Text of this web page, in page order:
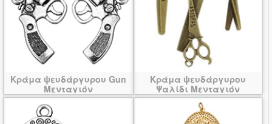
Κράμα ψευδάργυρου Gun
Μενταγιόν
Κράμα ψευδάργυρου
Ψαλίδι Μενταγιόν